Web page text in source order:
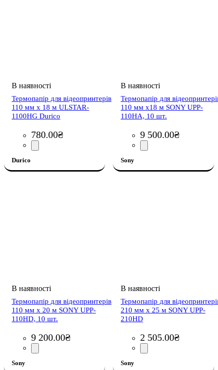
Термопапір для відеопринтерів
110 мм х 18 м ULSTAR-
1100HG Durico
780.00₴
Durico
Термопапір для
110 мм x18 м SONY UPP-
110HА, 10 шт.
9 500.00₴
Sony
Термопапір для відеопринтерів
110 мм x 20 м SONY UPP-
110HD, 10 шт.
9 200.00₴
Sony
Термопапір для
210 мм х 25 м SONY UPP-
210HD
2 505.00₴
Sony